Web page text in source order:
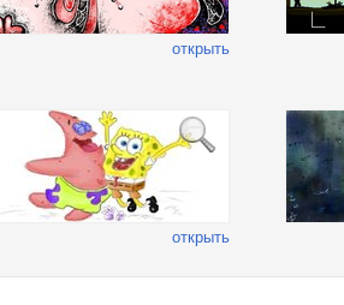
открыть
открыть